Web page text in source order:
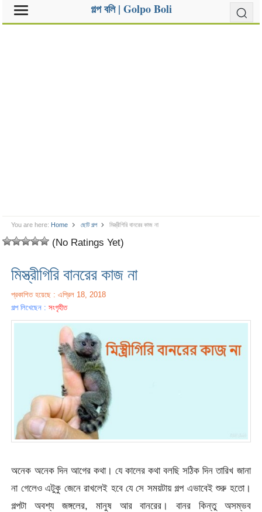
গল্প বলি | Golpo Boli
You are here: Home ছোট গল্প মিস্ত্রীগিরি বানরের কাজ না
(No Ratings Yet)
মিস্ত্রীগিরি বানরের কাজ না
প্রকাশিত হয়েছে : এপ্রিল 18, 2018
গল্প লিখেছেন :সংগৃহীত
অনেক অনেক দিন আগের কথা। যে কালের কথা বলছি সঠিক দিন তারিখ জানা
না গেলেও এটুকু জেনে রাখলেই হবে যে সে সময়টায় গল্প এভাবেই শুরু হতো।
গল্পটা অবশ্য জঙ্গলের, মানুষ আর বানরের। বানর কিন্তু অসম্ভব